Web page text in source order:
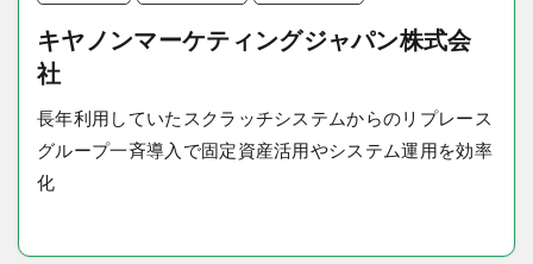
キヤノンマーケティングジャパン株式会
社
長年利用していたスクラッチシステムからのリプレース
グループ一斉導入で固定資産活用やシステム運用を効率
化